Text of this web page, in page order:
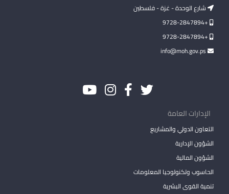
شارع الوحدة - غزة - فلسطين
+9728-2847894
+9728-2847894
الإدارات العامة
التعاون الدولي والمشاريع
الشؤون الإدارية
الشؤون المالية
الحاسوب وتكنولوجيا المعلومات
تنمية القوى البشرية